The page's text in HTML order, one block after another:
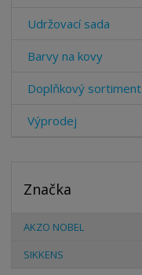
Udržovací sada
Barvy na kovy
Doplňkový sortiment
Výprodej
Značka
AKZO NOBEL
SIKKENS